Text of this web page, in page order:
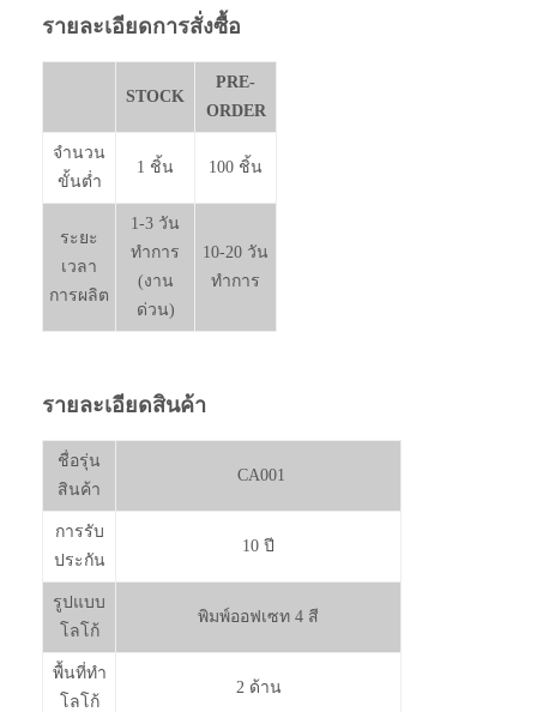
รายละเอียดการสั่งซื้อ
STOCK
PRE-
ORDER
จำนวน
ขั้นต่ำ
1 ชิ้น 100 ชิ้น
ระยะ
เวลา
การผลิต
1-3 วัน
ทำการ
(งาน
ด่วน)
10-20 วัน
ทำการ
รายละเอียดสินค้า
ชื่อรุ่น
สินค้า
CA001
การรับ
ประกัน
10 ปี
รูปแบบ
โลโก้
พิมพ์ออฟเซท 4 สี
พื้นที่ทำ
โลโก้
2 ด้าน